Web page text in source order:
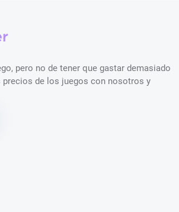
pero no de tener que gastar demasiado
precios de los juegos con nosotros y